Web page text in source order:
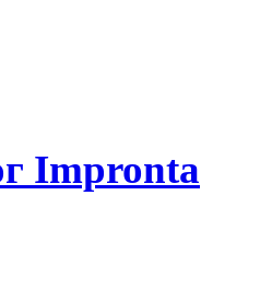
Impronta